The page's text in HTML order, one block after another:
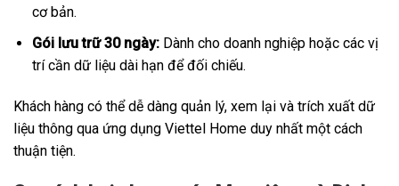
cơ bản.
Gói lưu trữ 30 ngày:Dành cho doanh nghiệp hoặc các vị
trí cần dữ liệu dài hạn để đối chiếu.
Khách hàng có thể dễ dàng quản lý, xem lại và trích xuất dữ
liệu thông qua ứng dụng Viettel Home duy nhất một cách
thuận tiện.